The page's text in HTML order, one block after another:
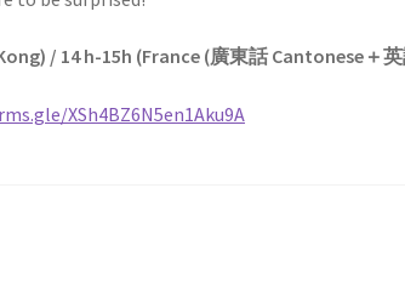
/ 14 h-15h (France (廣東話 Cantonese＋
XSh4BZ6N5en1Aku9A